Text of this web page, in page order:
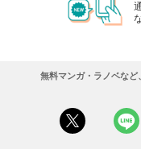
無料マンガ・ラノベなど